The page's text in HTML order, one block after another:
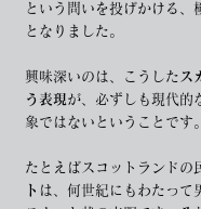
という問いを投げかける、
となりました。
興味深いのは、こうした ス
う表現が、必ずしも現代的
象ではないということです。
たとえばスコットランドの
ト は、何世紀にもわたって